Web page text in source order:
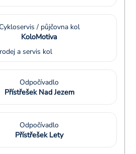
/ půjčovna kol
KoloMotiva
a servis kol
Odpočívadlo
Přístřešek Nad Jezem
Odpočívadlo
Přístřešek Lety